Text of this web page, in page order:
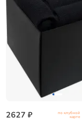
2627 ₽ по клубной
карте